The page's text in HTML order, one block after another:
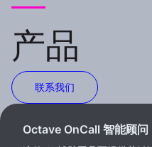
产品
联系我们
Octave OnCall 智能顾问